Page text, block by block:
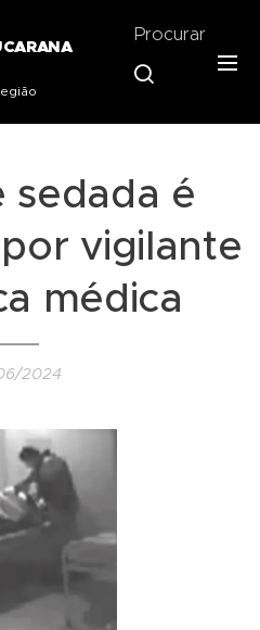
Procurar
sedada é
vigilante
médica
2024